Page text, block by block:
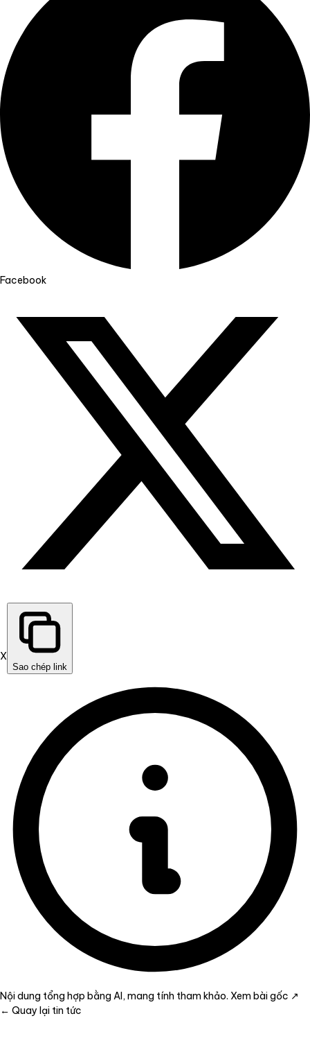
Facebook
X
Sao chép link
Nội dung tổng hợp bằng AI, mang tính tham khảo. Xem bài gốc ↗
← Quay lại tin tức